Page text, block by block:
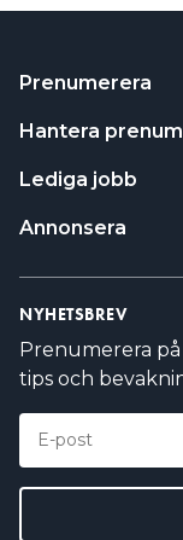
Prenumerera
Hantera
Lediga jobb
Annonsera
NYHETSBREV
Prenumerera
tips och